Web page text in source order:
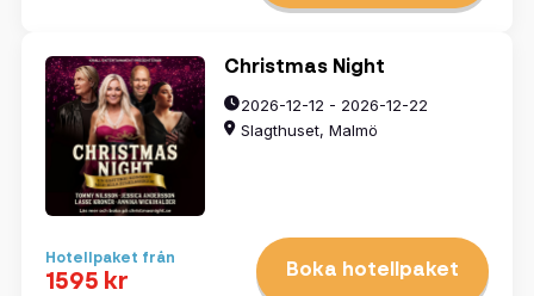
Christmas Night
2026-12-12 - 2026-12-22
Slagthuset, Malmö
Hotellpaket från
1595 kr Boka hotellpaket